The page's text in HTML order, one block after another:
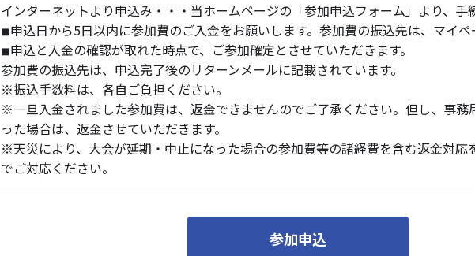
インターネットより申込み・・・当ホームページの「参加申込フォーム」より、手
◾︎申込日から5日以内に参加費のご入金をお願いします。参加費の振込先は、マイ
◾︎申込と入金の確認が取れた時点で、ご参加確定とさせていただきます。
参加費の振込先は、申込完了後のリターンメールに記載されています。
※振込手数料は、各自ご負担ください。
※一旦入金されました参加費は、返金できませんのでご了承ください。但し、事
った場合は、返金させていただきます。
※天災により、大会が延期・中止になった場合の参加費等の諸経費を含む返金対
でご対応ください。
参加申込